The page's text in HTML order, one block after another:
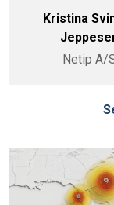
Kristina
Netip A/